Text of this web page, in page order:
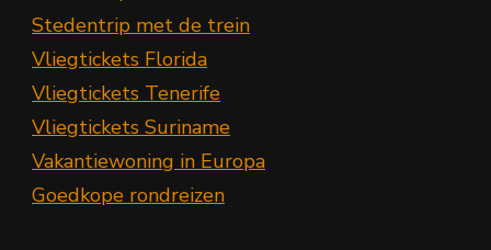
Stedentrip met de trein
Vliegtickets Florida
Vliegtickets Tenerife
Vliegtickets Suriname
Vakantiewoning in Europa
Goedkope rondreizen